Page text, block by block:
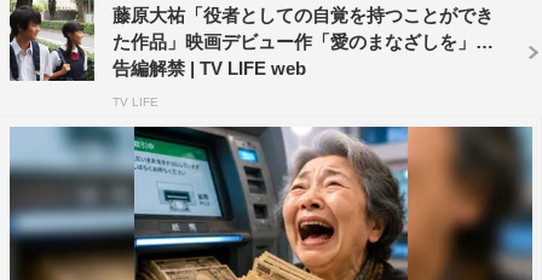
の出身地とかも把握してくださっていて、何て細やかな気
遣いをされる方なんだろうと思いました。私もそれから真
似して必ずWikipediaを見てから新しい方とお仕事をする
本作がデビュー作で、初の舞台挨拶となった藤原が「僕の
ことをWikipediaで調べても出てこなかったと思うんです
けど」と観客の笑いを誘い、「本作は、2年前に撮った作
品で、初めてのオーディションで掴み取った役で初めての
藤原大祐「役者としての自覚を持つことができ
た作品」映画デビュー作「愛のまなざしを」予
告編解禁 | TV LIFE web
TV LIFE